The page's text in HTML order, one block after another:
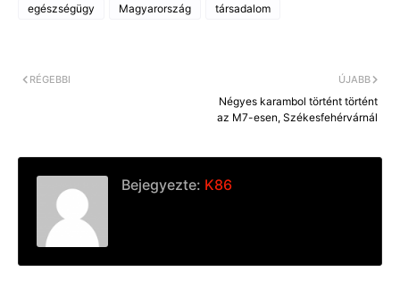
egészségügy Magyarország társadalom
ÚJABB
Négyes karambol történt történt
az M7-esen, Székesfehérvárnál
RÉGEBBI
Bejegyezte: K86